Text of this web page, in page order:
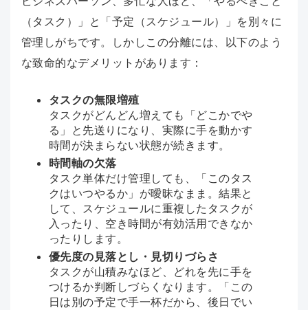
（タスク）」と「予定（スケジュール）」を別々に
管理しがちです。しかしこの分離には、以下のよう
な致命的なデメリットがあります：
タスクの無限増殖
タスクがどんどん増えても「どこかでや
る」と先送りになり、実際に手を動かす
時間が決まらない状態が続きます。
時間軸の欠落
タスク単体だけ管理しても、「このタス
クはいつやるか」が曖昧なまま。結果と
して、スケジュールに重複したタスクが
入ったり、空き時間が有効活用できなか
ったりします。
優先度の見落とし・見切りづらさ
タスクが山積みなほど、どれを先に手を
つけるか判断しづらくなります。「この
日は別の予定で手一杯だから、後日でい